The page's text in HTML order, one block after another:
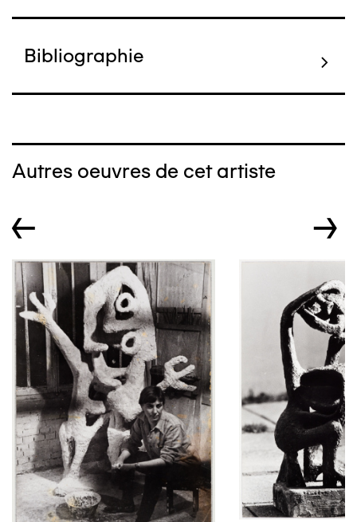
Bibliographie
Autres oeuvres de cet artiste
← →